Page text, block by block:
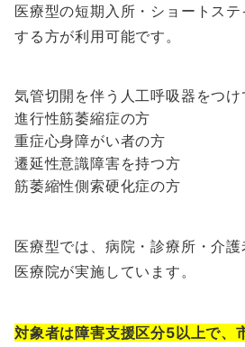
医療型の短期入所・ショートス
する方が利用可能です。
気管切開を伴う人工呼吸器をつけ
進行性筋萎縮症の方
重症心身障がい者の方
遷延性意識障害を持つ方
筋萎縮性側索硬化症の方
医療型では、病院・診療所・介
医療院が実施しています。
対象者は障害支援区分5以上で、